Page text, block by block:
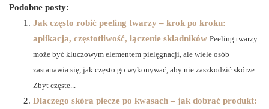
Podobne posty:
Jak często robić peeling twarzy – krok po kroku:
aplikacja, częstotliwość, łączenie składników Peeling twarzy
może być kluczowym elementem pielęgnacji, ale wiele osób
zastanawia się, jak często go wykonywać, aby nie zaszkodzić skórze.
Zbyt częste...
Dlaczego skóra piecze po kwasach – jak dobrać produkt: